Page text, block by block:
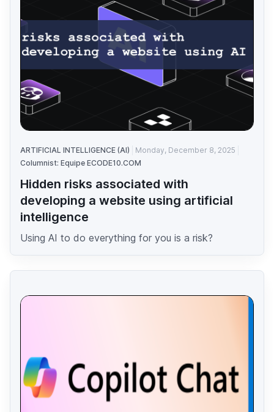
ARTIFICIAL INTELLIGENCE (AI)
Monday, December 8, 2025
Columnist: Equipe ECODE10.COM
Hidden risks associated with
developing a website using artificial
intelligence
Using AI to do everything for you is a risk?